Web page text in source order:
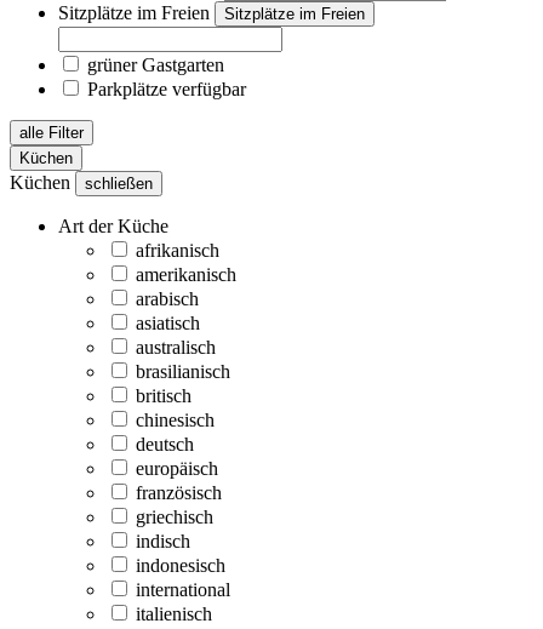
Sitzplätze im Freien
Sitzplätze im Freien
grüner Gastgarten
Parkplätze verfügbar
alle Filter
Küchen
Küchen schließen
Art der Küche
afrikanisch
amerikanisch
arabisch
asiatisch
australisch
brasilianisch
britisch
chinesisch
deutsch
europäisch
französisch
griechisch
indisch
indonesisch
international
italienisch